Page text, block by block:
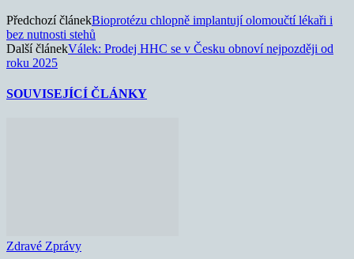
Předchozí článekBioprotézu chlopně implantují olomoučtí lékaři i
bez nutnosti stehů
Další článekVálek: Prodej HHC se v Česku obnoví nejpozději od
roku 2025
SOUVISEJÍCÍ ČLÁNKY
Zdravé Zprávy